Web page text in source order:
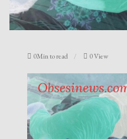
0Min to read 0 View